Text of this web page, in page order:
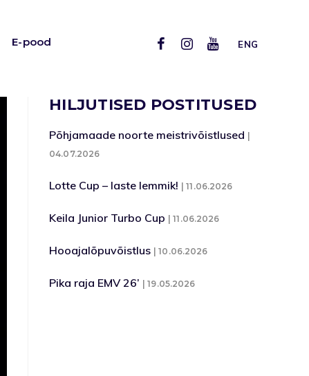
ENG
E-pood
HILJUTISED POSTITUSED
Põhjamaade noorte meistrivõistlused
04.07.2026
Lotte Cup – laste lemmik! 11.06.2026
Keila Junior Turbo Cup 11.06.2026
Hooajalõpuvõistlus 10.06.2026
Pika raja EMV 26’ 19.05.2026